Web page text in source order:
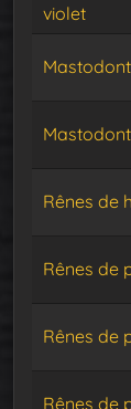
violet
Rênes de
Rênes de
Rênes de
Rênes de